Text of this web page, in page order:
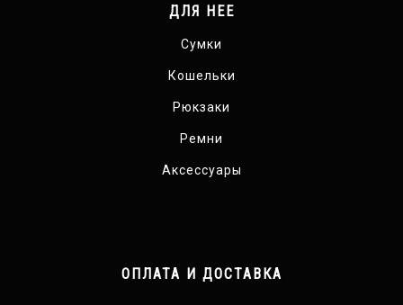
ДЛЯ НЕЕ
Сумки
Кошельки
Рюкзаки
Ремни
Аксессуары
ОПЛАТА И ДОСТАВКА